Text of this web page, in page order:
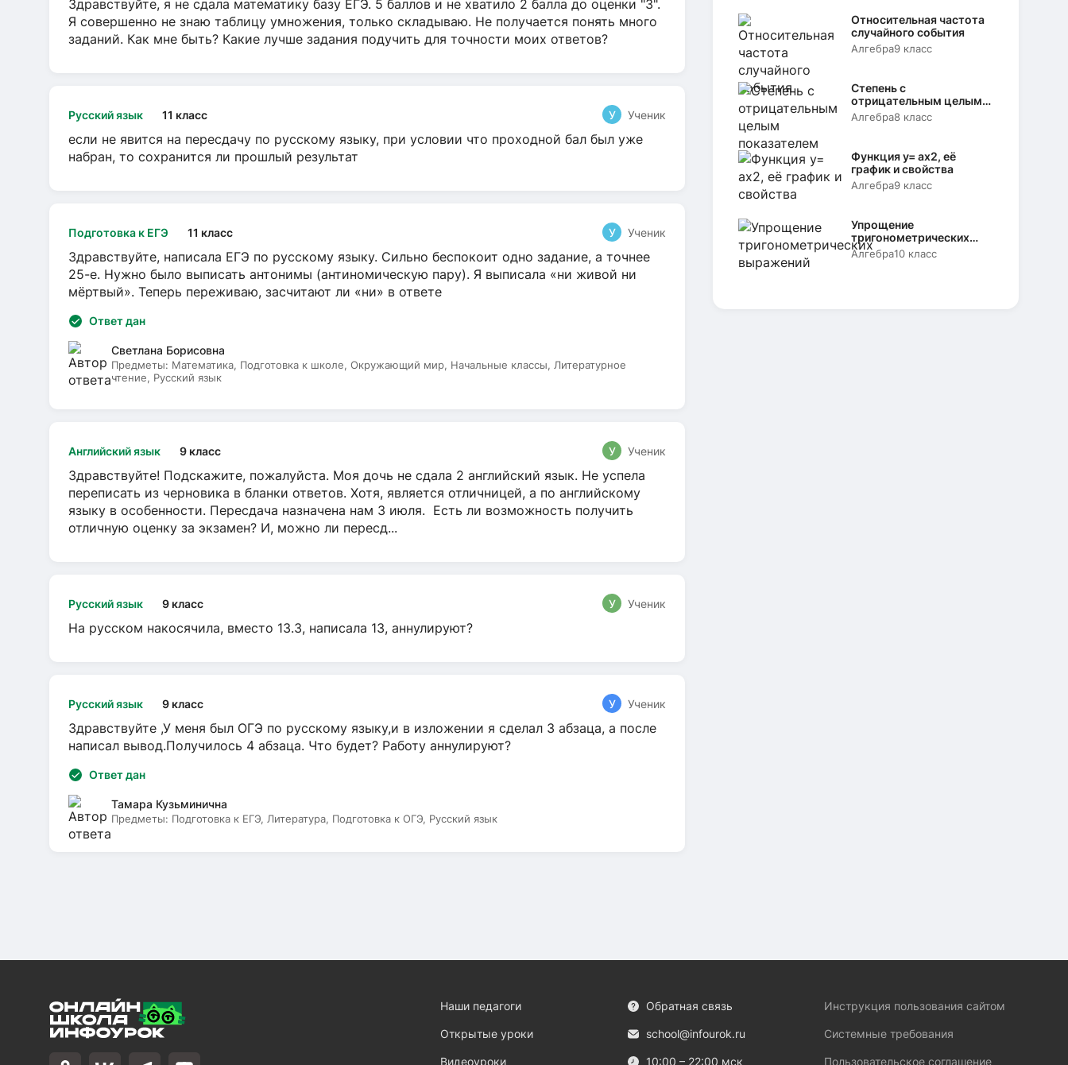
Относительная частота
случайного события
Алгебра9 класс
Степень с
отрицательным целым
показателем
Алгебра8 класс
Функция y= аx2, её
график и свойства
Алгебра9 класс
Упрощение
тригонометрических
выражений
Алгебра10 класс
Здравствуйте, я не сдала математику базу ЕГЭ. 5 баллов и не хватило 2 балла до оценки "3".
Я совершенно не знаю таблицу умножения, только складываю. Не получается понять много
заданий. Как мне быть? Какие лучше задания подучить для точности моих ответов?
Русский язык 11 класс У Ученик
если не явится на пересдачу по русскому языку, при условии что проходной бал был уже
набран, то сохранится ли прошлый результат
Подготовка к ЕГЭ 11 класс У Ученик
Здравствуйте, написала ЕГЭ по русскому языку. Сильно беспокоит одно задание, а точнее
25-е. Нужно было выписать антонимы (антиномическую пару). Я выписала «ни живой ни
мёртвый». Теперь переживаю, засчитают ли «ни» в ответе
Ответ дан
Светлана Борисовна
Предметы: Математика, Подготовка к школе, Окружающий мир, Начальные классы, Литературное
чтение, Русский язык
Английский язык 9 класс У Ученик
Здравствуйте! Подскажите, пожалуйста. Моя дочь не сдала 2 английский язык. Не успела
переписать из черновика в бланки ответов. Хотя, является отличницей, а по английскому
языку в особенности. Пересдача назначена нам 3 июля. Есть ли возможность получить
отличную оценку за экзамен? И, можно ли пересд...
Русский язык 9 класс У Ученик
На русском накосячила, вместо 13.3, написала 13, аннулируют?
Русский язык 9 класс У Ученик
Здравствуйте ,У меня был ОГЭ по русскому языку,и в изложении я сделал 3 абзаца, а после
написал вывод.Получилось 4 абзаца. Что будет? Работу аннулируют?
Ответ дан
Тамара Кузьминична
Предметы: Подготовка к ЕГЭ, Литература, Подготовка к ОГЭ, Русский язык
Наши педагоги
Открытые уроки
Видеоуроки
Обратная связь
school@infourok.ru
10:00 – 22:00 мск
Инструкция пользования сайтом
Системные требования
Пользовательское соглашение